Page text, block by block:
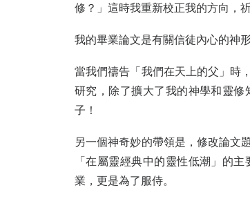
修？」這時我重新校正我的方向，
我的畢業論文是有關信徒內心的神
當我們禱告「我們在天上的父」
研究，除了擴大了我的神學和靈
子！
另一個神奇妙的帶領是，修改論文
「在屬靈經典中的靈性低潮」的
業，更是為了服侍。